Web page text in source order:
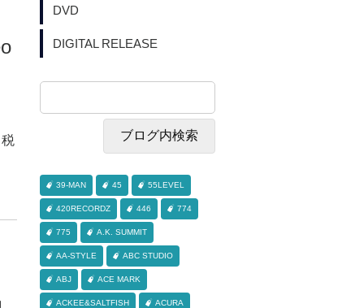
DVD
DIGITAL RELEASE
39-MAN 45 55LEVEL
420RECORDZ 446 774
775 A.K. SUMMIT
AA-STYLE ABC STUDIO
ABJ ACE MARK
ACKEE&SALTFISH ACURA